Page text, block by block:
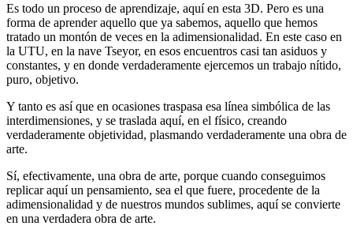
Es todo un proceso de aprendizaje, aquí en esta 3D. Pero es una
forma de aprender aquello que ya sabemos, aquello que hemos
tratado un montón de veces en la adimensionalidad. En este caso en
la UTU, en la nave Tseyor, en esos encuentros casi tan asiduos y
constantes, y en donde verdaderamente ejercemos un trabajo nítido,
puro, objetivo.
Y tanto es así que en ocasiones traspasa esa línea simbólica de las
interdimensiones, y se traslada aquí, en el físico, creando
verdaderamente objetividad, plasmando verdaderamente una obra de
arte.
Sí, efectivamente, una obra de arte, porque cuando conseguimos
replicar aquí un pensamiento, sea el que fuere, procedente de la
adimensionalidad y de nuestros mundos sublimes, aquí se convierte
en una verdadera obra de arte.